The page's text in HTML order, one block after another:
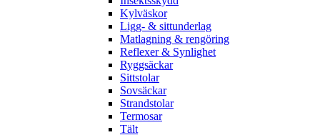
Kylväskor
Ligg- & sittunderlag
Matlagning & rengöring
Reflexer & Synlighet
Ryggsäckar
Sittstolar
Sovsäckar
Strandstolar
Termosar
Tält